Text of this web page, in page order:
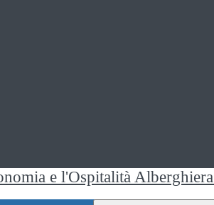
e l'Ospitalità Alberghiera